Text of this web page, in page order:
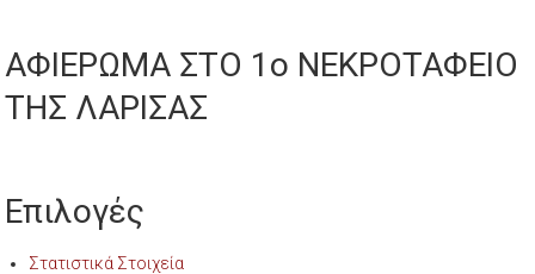
ΑΦΙΕΡΩΜΑ ΣΤΟ 1ο ΝΕΚΡΟΤΑΦΕΙΟ
ΤΗΣ ΛΑΡΙΣΑΣ
Επιλογές
Στατιστικά Στοιχεία